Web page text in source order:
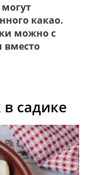
какао.
можно с
садике